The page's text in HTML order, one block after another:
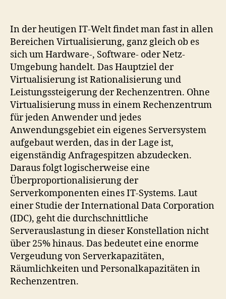
Welt
der
IT
In der heutigen IT-Welt findet man fast in allen
Bereichen Virtualisierung, ganz gleich ob es
sich um Hardware-, Software- oder Netz-
Umgebung handelt. Das Hauptziel der
Virtualisierung ist Rationalisierung und
Leistungssteigerung der Rechenzentren. Ohne
Virtualisierung muss in einem Rechenzentrum
für jeden Anwender und jedes
Anwendungsgebiet ein eigenes Serversystem
aufgebaut werden, das in der Lage ist,
eigenständig Anfragespitzen abzudecken.
Daraus folgt logischerweise eine
Überproportionalisierung der
Serverkomponenten eines IT-Systems. Laut
einer Studie der International Data Corporation
(IDC), geht die durchschnittliche
Serverauslastung in dieser Konstellation nicht
über 25% hinaus. Das bedeutet eine enorme
Vergeudung von Serverkapazitäten,
Räumlichkeiten und Personalkapazitäten in
Rechenzentren.